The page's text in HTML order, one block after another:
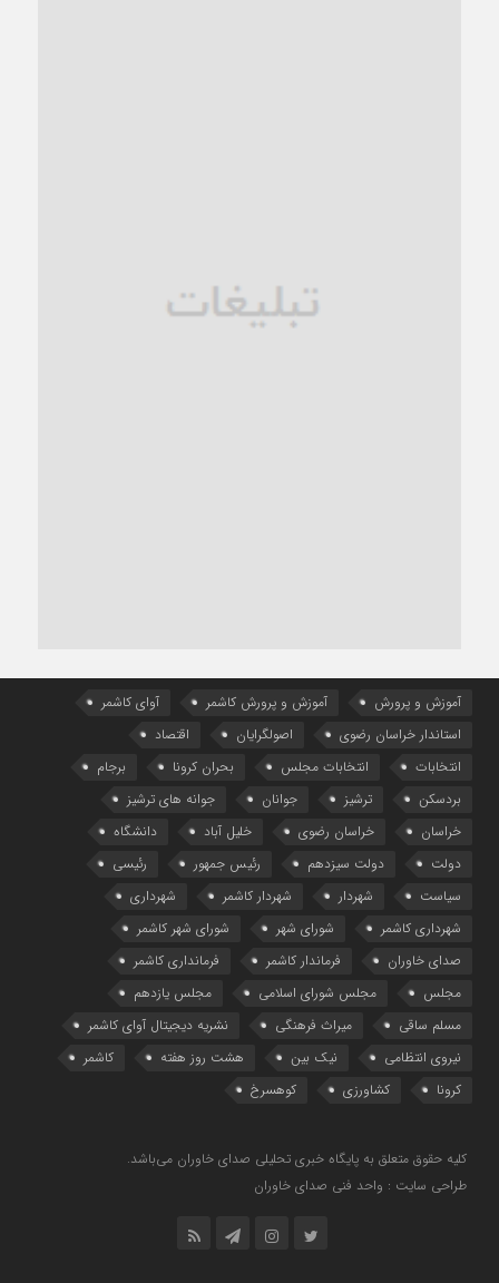
آموزش و پرورش آموزش و پرورش کاشمر
آوای کاشمر
استاندار خراسان رضوی
اصولگرایان
اقتصاد
انتخابات
انتخابات مجلس بحران کرونا
برجام
بردسکن
ترشیز جوانان
جوانه های ترشیز
خراسان
خراسان رضوی خلیل آباد
دانشگاه
دولت
دولت سیزدهم رئیس جمهور
رئیسی
سیاست
شهردار شهردار کاشمر
شهرداری
شهرداری کاشمر
شورای شهر
شورای شهر کاشمر
صدای خاوران
فرماندار کاشمر
فرمانداری کاشمر
مجلس
مجلس شورای اسلامی
مجلس یازدهم
مسلم ساقی
میراث فرهنگی
نشریه دیجیتال آوای کاشمر
نیروی انتظامی
نیک بین هشت روز هفته
کاشمر
کرونا
کشاورزی کوهسرخ
کلیه حقوق متعلق به پایگاه خبری تحلیلی صدای خاوران می‌باشد.
طراحی سایت : واحد فنی صدای خاوران